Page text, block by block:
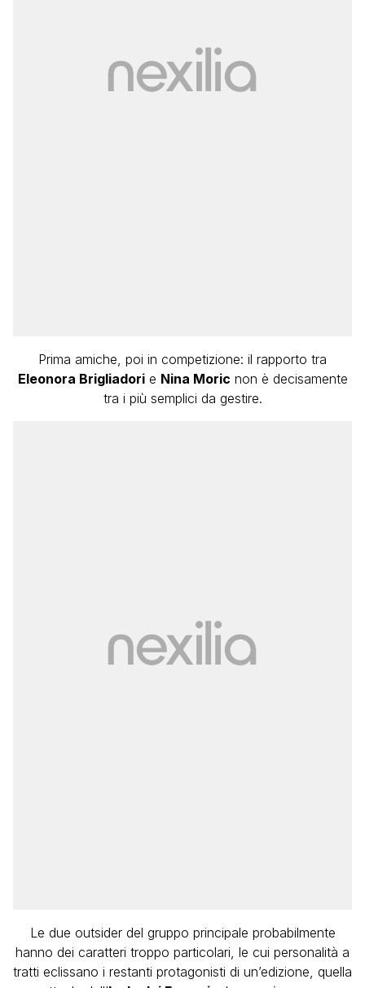
Prima amiche, poi in competizione: il rapporto tra
Eleonora Brigliadorie Nina Moric non è decisamente
tra i più semplici da gestire.
Le due outsider del gruppo principale probabilmente
hanno dei caratteri troppo particolari, le cui personalità a
tratti eclissano i restanti protagonisti di un’edizione, quella